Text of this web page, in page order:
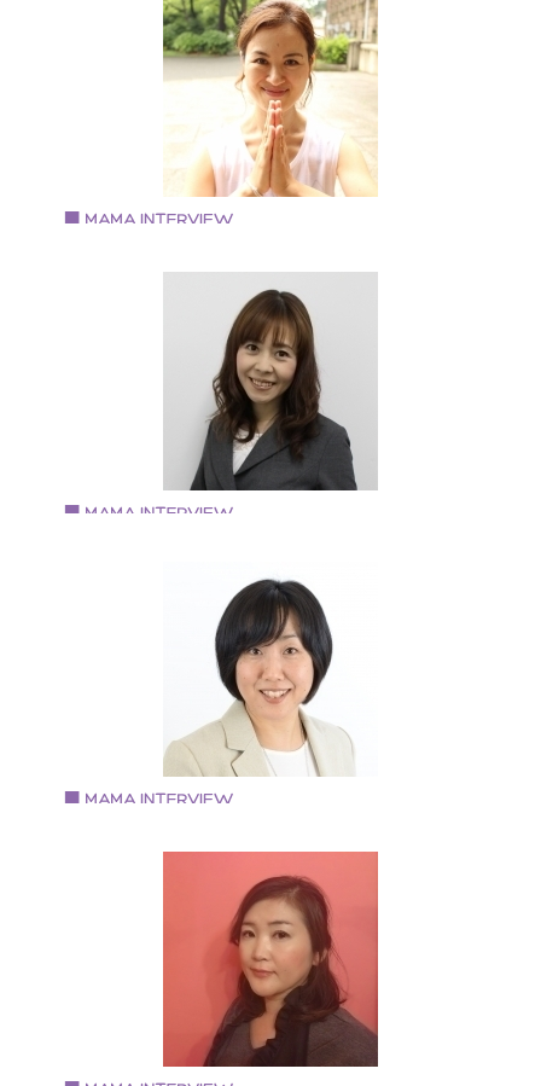
認定プレシャス・マミートレーナー
第1子の子育てに悩んでいた時に㈱プレシャス・マミー
「子育てコーチング」に出会う。 ７年の専業主婦を経
て、介護福祉業界に従事しながら、子育てを学ぶ。 そ
後、「子育てコーチング」を知ってもらいたいという
いから講師を目指す。 現在、コーチ業と並行して介護
として多くの高齢者の方々と接している。 「０～１０
歳まで自分らしく！」をテーマに日々を過ごしている
グ添削・メルマガ・コラムの執筆・サークルを立ち上
げ、YouTube動画作製、イベントの企画運営を手がけ
る。 個人では月１の各種講座開催、個人セッションを
う。 大阪府大阪市出身 大阪在住 現在３児の母。
押谷 悠実さん
妊活Yoga Navigator HARUMIとして活動
・これまでに10000回以上のYOGA指導（ヨガ指導歴11
年、マタニティ・産後ママヨガ指導歴10年） ・子宝整
師(８３パーセントの妊娠率) ・大阪市北区子育て支援
ッスン講師 ・子宝成就の中山寺にて講師を務める（神
新聞掲載） ・阪急東宝グループウメダ
FM「BeHappy789」【弁天ラミの魅せる♪オープンハー
ト】 にてラジオ出演 ・「オンラインフェス 2017」オ
行に基づく食事指導（薬膳インストラクター・だしソ
リエ） ・コーチング・カウンセリング・SBT３級を活
したメンタルフォローオンライン相談 ・「元気な赤ち
んを授かり育てるための体づくりセミナー」開催
ついき社労士事務所/㈱ハッピーシェアリング 代表
甲南女子大学卒業 大学卒業後、上京し、タレントマネ
ジャーを経て派遣社員として職を転々としながら社会
険労務士の資格を取得。 社会保険労務士法人にて７年
勤務。 その間２回の離婚を経験し、２０１６年４月に
元大阪に戻り、独立開業。 面会交流の必要性について
数々の講演の依頼あり。
宮尾 智美さん
『アフタースクールにじのいえ』経営
１９７６年生まれ。 関西学院大学社会学部卒業 保育士
許・放課後児童支援員認定資格・社会福祉施設長資格
L.S.F.A children’s（乳幼児応急手当）資格を取得。 趣
はピアノ、特技はシンクロナイズドスイミング（ジュ
アオリンピックチーム競技優勝経験あり）。 大学卒業
は社会教育団体で16年間総合職として勤務。 ２０１６